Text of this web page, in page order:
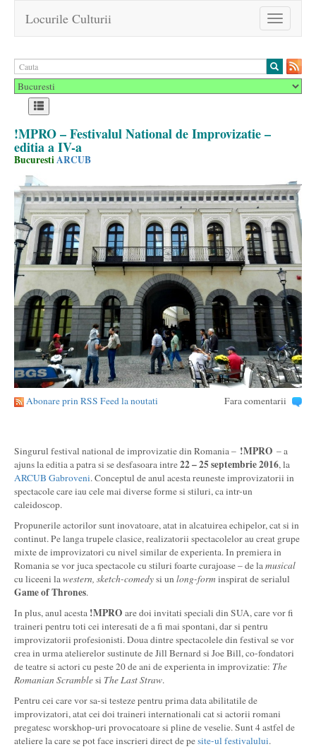
Toggle
navigation
Locurile Culturii
!MPRO – Festivalul National de Improvizatie –
editia a IV-a
BucurestiARCUB
Abonare prin RSS Feed la noutati Fara comentarii
Singurul festival national de improvizatie din Romania – !MPRO – a
ajuns la editia a patra si se desfasoara intre22 – 25 septembrie 2016, la
ARCUB Gabroveni. Conceptul de anul acesta reuneste improvizatorii in
spectacole care iau cele mai diverse forme si stiluri, ca intr-un
caleidoscop.
Propunerile actorilor sunt inovatoare, atat in alcatuirea echipelor, cat si in
continut. Pe langa trupele clasice, realizatorii spectacolelor au creat grupe
mixte de improvizatori cu nivel similar de experienta. In premiera in
Romania se vor juca spectacole cu stiluri foarte curajoase – de lamusical
cu liceeni lawestern, sketch-comedysi unlong-forminspirat de serialul
Game of Thrones.
In plus, anul acesta !MPRO are doi invitati speciali din SUA, care vor fi
traineri pentru toti cei interesati de a fi mai spontani, dar si pentru
improvizatorii profesionisti. Doua dintre spectacolele din festival se vor
crea in urma atelierelor sustinute de Jill Bernard si Joe Bill, co-fondatori
de teatre si actori cu peste 20 de ani de experienta in improvizatie: The
Romanian Scramblesi The Last Straw.
Pentru cei care vor sa-si testeze pentru prima data abilitatile de
improvizatori, atat cei doi traineri internationali cat si actorii romani
pregatesc worskhop-uri provocatoare si pline de veselie. Sunt 4 astfel de
ateliere la care se pot face inscrieri direct de pesite-ul festivalului.